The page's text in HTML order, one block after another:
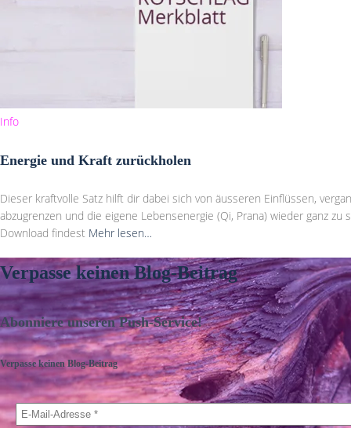
Info
Energie und Kraft zurückholen
Dieser kraftvolle Satz hilft dir dabei sich von äusseren Einflüssen,
abzugrenzen und die eigene Lebensenergie (Qi, Prana) wieder ganz
Download findest Mehr lesen…
Verpasse keinen Blog-Beitrag
Abonniere unseren Push-Service!
Verpasse keinen Blog-Beitrag